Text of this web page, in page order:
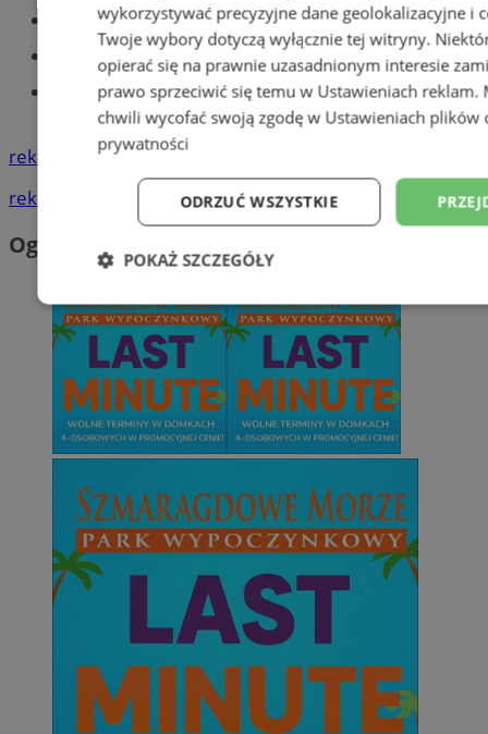
Części samochodowe do -70%!
Tworzenie stron www - Tychy
Znajdź pracę - codziennie nowe
ogłoszenia
reklama
reklama
Ogłoszenia
wykorzystywać precyzyjne dane geolokalizacyjne i
Twoje wybory dotyczą wyłącznie tej witryny.
opierać się na prawnie uzasadnionym interesie
prawo sprzeciwić się temu w Ustawieniach reklam.
chwili wycofać swoją zgodę w Ustawieniach plików
prywatności
ODRZUĆ WSZYSTKIE
POKAŻ SZCZEGÓŁY
Niezbędne Wydajność
Niesklasyfikowane
Niezbędne Wydajność Targetowanie
Niezbędne pliki cookie umożliwiają korzystanie z podstawowych
takich jak logowanie użytkownika i zarządzanie kontem. Bez
można prawidłowo korzystać ze strony internetowej.
Nazwa
Domena
SessID